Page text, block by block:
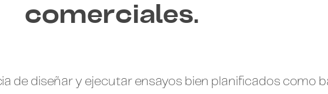
comerciales.
de diseñar y ejecutar ensayos bien planificados como